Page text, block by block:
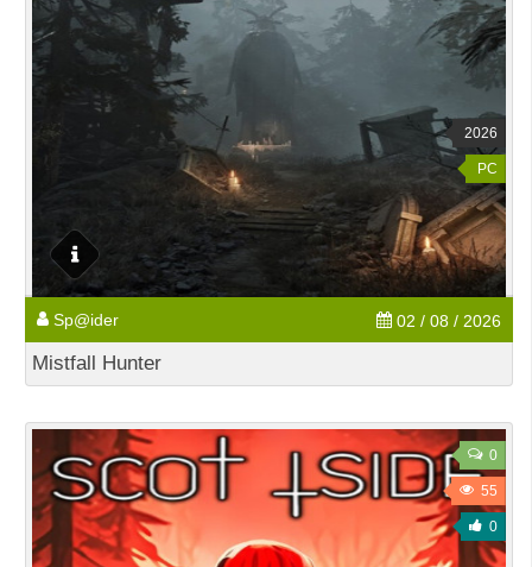
2026
PC
Sp@ider 02 / 08 / 2026
Mistfall Hunter
0
55
0